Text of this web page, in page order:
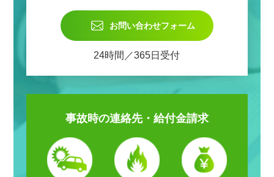
お問い合わせフォーム
24時間／365日受付
事故時の連絡先・給付金請求